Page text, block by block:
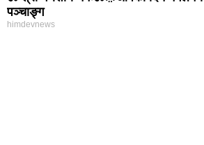
पञ्चाङ्ग
himdevnews